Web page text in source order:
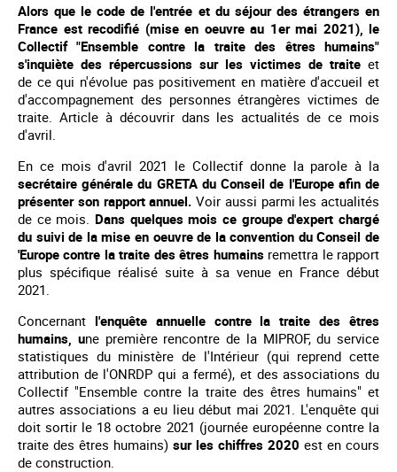
Alors que le code de l'entrée et du séjour des étrangers en
France est recodifié (mise en oeuvre au 1er mai 2021), le
Collectif "Ensemble contre la traite des êtres humains"
s'inquiète des répercussions sur les victimes de traite et
de ce qui n'évolue pas positivement en matière d'accueil et
d'accompagnement des personnes étrangères victimes de
traite. Article à découvrir dans les actualités de ce mois
d'avril.
En ce mois d'avril 2021 le Collectif donne la parole à la
secrétaire générale du GRETA du Conseil de l'Europe afin de
présenter son rapport annuel. Voir aussi parmi les actualités
de ce mois. Dans quelques mois ce groupe d'expert chargé
du suivi de la mise en oeuvre de la convention du Conseil de
'Europe contre la traite des êtres humainsremettra le rapport
plus spécifique réalisé suite à sa venue en France début
2021.
Concernant l'enquête annuelle contre la traite des êtres
humains, une première rencontre de la MIPROF, du service
statistiques du ministère de l'Intérieur (qui reprend cette
attribution de l'ONRDP qui a fermé), et des associations du
Collectif "Ensemble contre la traite des êtres humains" et
autres associations a eu lieu début mai 2021. L'enquête qui
doit sortir le 18 octobre 2021 (journée européenne contre la
traite des êtres humains) sur les chiffres 2020 est en cours
de construction.